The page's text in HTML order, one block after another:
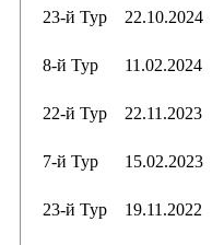
23-й Тур
22.10.2024
8-й Тур
11.02.2024
22-й Тур
22.11.2023
7-й Тур
15.02.2023
23-й Тур
19.11.2022